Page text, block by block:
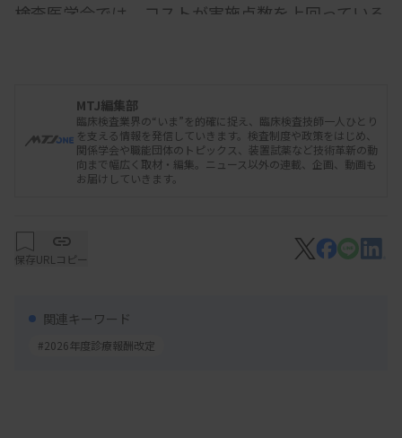
検査医学会では、コストが実施点数を上回っている
むよう検体検査管理加算の増点も提案した。
毎回求めていた採血料の引き上げは、学会の要望そ
のものに入っていない。引き上げの財政影響が大き
く、他の要望に影響しかねないことから今回は除外
病理学会は、デジタル病理画像による遠隔病理診断
ドスキャナーなどのインフラ整備を診療報酬で支援
するもの。他に、がんゲノムプロファイリング
MTJ編集部
臨床検査業界の“いま”を的確に捉え、臨床検査技師一人ひとり
を支える情報を発信していきます。検査制度や政策をはじめ、
関係学会や職能団体のトピックス、装置試薬など技術革新の動
向まで幅広く取材・編集。ニュース以外の連載、企画、動画も
お届けしていきます。
保存URLコピー
関連キーワード
#2026年度診療報酬改定